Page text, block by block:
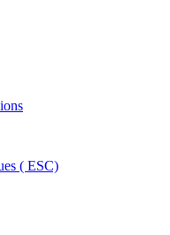
( ESC)